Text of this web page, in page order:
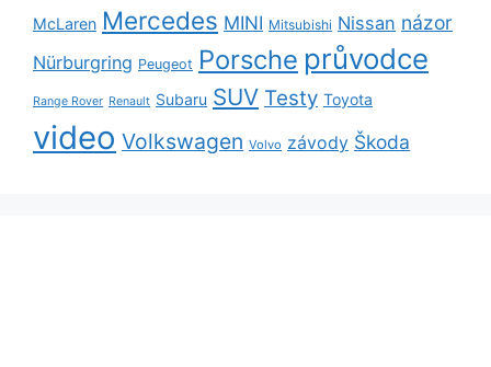
McLaren Mercedes MINI Mitsubishi Nissan názor
Nürburgring Peugeot Porsche průvodce
Range Rover Renault Subaru SUV Testy Toyota
video Volkswagen Volvo závody Škoda